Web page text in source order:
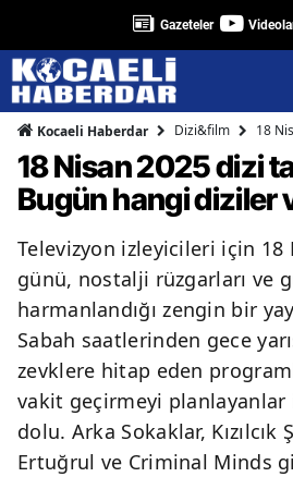
Gazeteler
Kocaeli Haberdar Dizi&film 18
18 Nisan 2025 dizi
Bugün hangi diziler
Televizyon izleyicileri için 18
günü, nostalji rüzgarları ve
harmanlandığı zengin bir
Sabah saatlerinden gece
zevklere hitap eden
vakit geçirmeyi
dolu. Arka Sokaklar,
Ertuğrul ve Criminal Minds